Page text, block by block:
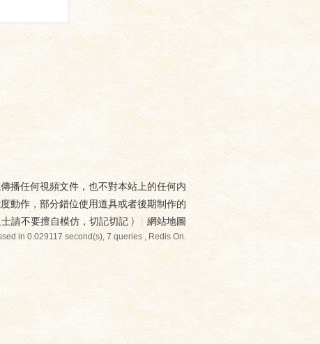
播任何視頻文件，也不對本站上的任何内
動作，部分錯位使用道具或者後期制作的
請不要擅自模仿，切記切記 ) | 網站地圖
in 0.029117 second(s), 7 queries , Redis On.